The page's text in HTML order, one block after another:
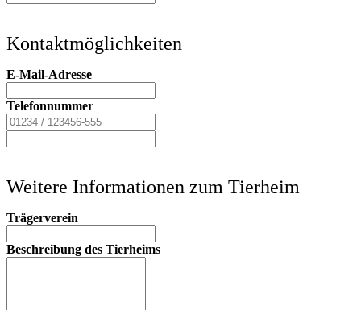
Kontaktmöglichkeiten
E-Mail-Adresse
Telefonnummer
Weitere Informationen zum Tierheim
Trägerverein
Beschreibung des Tierheims